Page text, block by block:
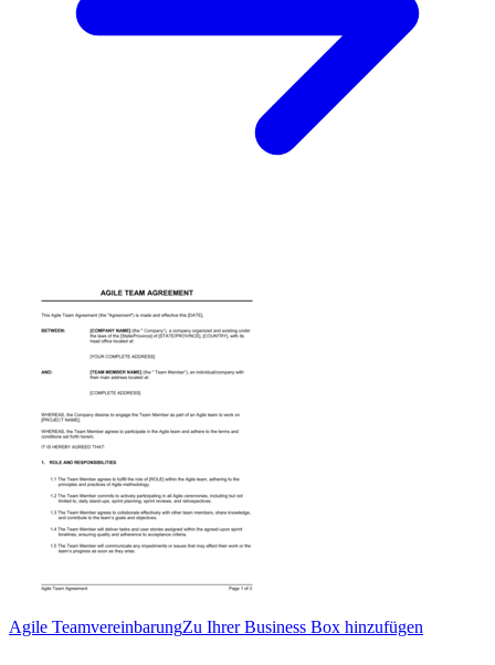
Agile TeamvereinbarungZu Ihrer Business Box hinzufügen